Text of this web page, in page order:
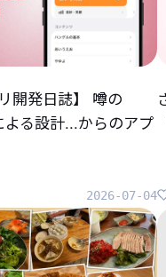
開発日誌】 噂の
よる設計...からのアプ
2026-07-04